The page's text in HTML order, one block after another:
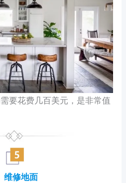
要花费几百美元，是非常值
维修地面